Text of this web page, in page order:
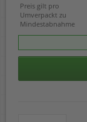
Preis gilt pro
Umverpackt zu
Mindestabnahme